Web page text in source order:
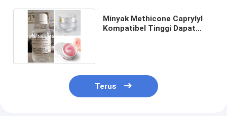
Minyak Methicone Caprylyl
Kompatibel Tinggi Dapat
Terus